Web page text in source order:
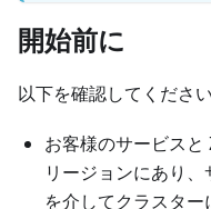
開始前に
以下を確認してください
お客様のサービス
リージョンにあり
を介してクラスタ